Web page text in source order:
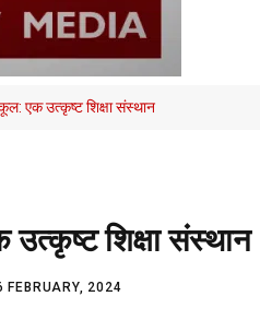
एक उत्कृष्ट शिक्षा संस्थान
शिक्षा संस्थान
FEBRUARY, 2024